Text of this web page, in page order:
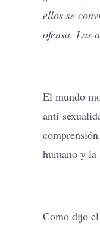
ellos se
ofensa. Las
El mundo
anti-
humano y la
Como dijo